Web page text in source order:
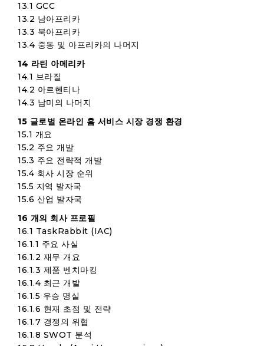
13.1 GCC
13.2 남아프리카
13.3 북아프리카
13.4 중동 및 아프리카의 나머지
14 라틴 아메리카
14.1 브라질
14.2 아르헨티나
14.3 남미의 나머지
15 글로벌 온라인 홈 서비스 시장 경쟁 환경
15.1 개요
15.2 주요 개발
15.3 주요 전략적 개발
15.4 회사 시장 순위
15.5 지역 발자국
15.6 산업 발자국
16 개의 회사 프로필
16.1 TaskRabbit (IAC)
16.1.1 주요 사실
16.1.2 재무 개요
16.1.3 제품 벤치마킹
16.1.4 최근 개발
16.1.5 우승 명실
16.1.6 현재 초점 및 전략
16.1.7 경쟁의 위협
16.1.8 SWOT 분석